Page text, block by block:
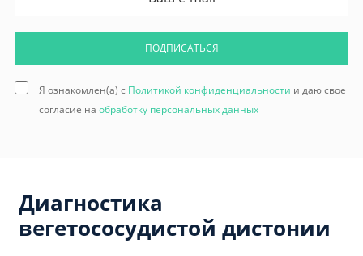
ПОДПИСАТЬСЯ
Я ознакомлен(а) с Политикой конфиденциальности и даю свое
согласие на обработку персональных данных
Диагностика
вегетососудистой дистонии